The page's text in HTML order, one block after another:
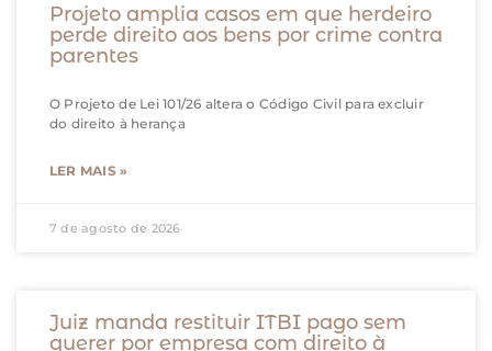
Projeto amplia casos em que herdeiro
perde direito aos bens por crime contra
parentes
O Projeto de Lei 101/26 altera o Código Civil para excluir
do direito à herança
LER MAIS »
7 de agosto de 2026
Juiz manda restituir ITBI pago sem
querer por empresa com direito à